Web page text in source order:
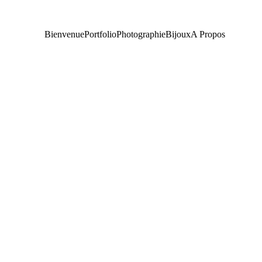
BienvenuePortfolioPhotographieBijouxA Propos